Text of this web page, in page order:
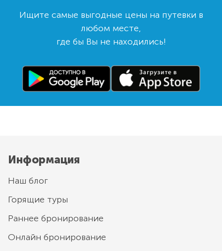
Ищите самые выгодные цены на путевки в
любом месте,
где бы Вы не находились!
Информация
Наш блог
Горящие туры
Раннее бронирование
Онлайн бронирование